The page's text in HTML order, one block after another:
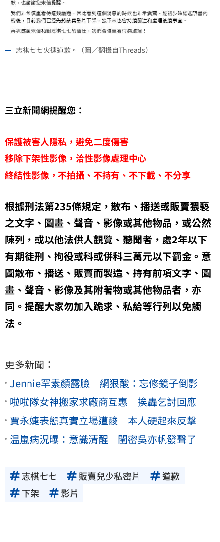
志祺七七火速道歉。（圖／翻攝自Threads）
三立新聞網提醒您：
保護被害人隱私，避免二度傷害
移除下架性影像，洽性影像處理中心
終結性影像，不拍攝、不持有、不下載、不分享
根據刑法第235條規定，散布、播送或販賣猥褻
之文字、圖畫、聲音、影像或其他物品，或公然
陳列，或以他法供人觀覽、聽聞者，處2年以下
有期徒刑、拘役或科或併科三萬元以下罰金。意
圖散布、播送、販賣而製造、持有前項文字、圖
畫、聲音、影像及其附著物或其他物品者，亦
同。提醒大家勿加入跪求、私給等行列以免觸
法。
更多新聞：
Jennie罕素顏露臉 網狠酸：忘修鏡子倒影
啦啦隊女神搬家求廠商互惠 挨轟乞討回應
賈永婕表態真實立場遭酸 本人硬起來反擊
温嵐病況曝：意識清醒 閨密吳亦帆發聲了
志棋七七 販賣兒少私密片
道歉
下架
影片